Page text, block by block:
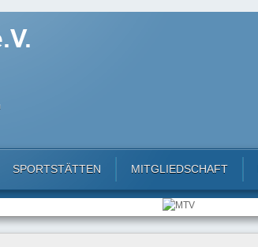
SPORTSTÄTTEN MITGLIEDSCHAFT